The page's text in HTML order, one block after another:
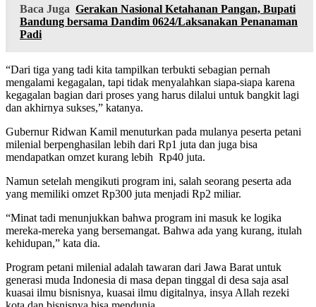
Baca Juga Gerakan Nasional Ketahanan Pangan, Bupati
Bandung bersama Dandim 0624/Laksanakan Penanaman
Padi
“Dari tiga yang tadi kita tampilkan terbukti sebagian pernah
mengalami kegagalan, tapi tidak menyalahkan siapa-siapa karena
kegagalan bagian dari proses yang harus dilalui untuk bangkit lagi
dan akhirnya sukses,” katanya.
Gubernur Ridwan Kamil menuturkan pada mulanya peserta petani
milenial berpenghasilan lebih dari Rp1 juta dan juga bisa
mendapatkan omzet kurang lebih Rp40 juta.
Namun setelah mengikuti program ini, salah seorang peserta ada
yang memiliki omzet Rp300 juta menjadi Rp2 miliar.
“Minat tadi menunjukkan bahwa program ini masuk ke logika
mereka-mereka yang bersemangat. Bahwa ada yang kurang, itulah
kehidupan,” kata dia.
Program petani milenial adalah tawaran dari Jawa Barat untuk
generasi muda Indonesia di masa depan tinggal di desa saja asal
kuasai ilmu bisnisnya, kuasai ilmu digitalnya, insya Allah rezeki